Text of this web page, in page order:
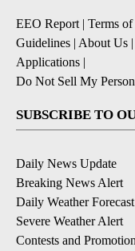
EEO Report| Terms
Guidelines | About Us |
Applications |
Do Not Sell My
SUBSCRIBE TO
Daily News Update
Breaking News Alert
Daily Weather Forecast
Severe Weather Alert
Contests and